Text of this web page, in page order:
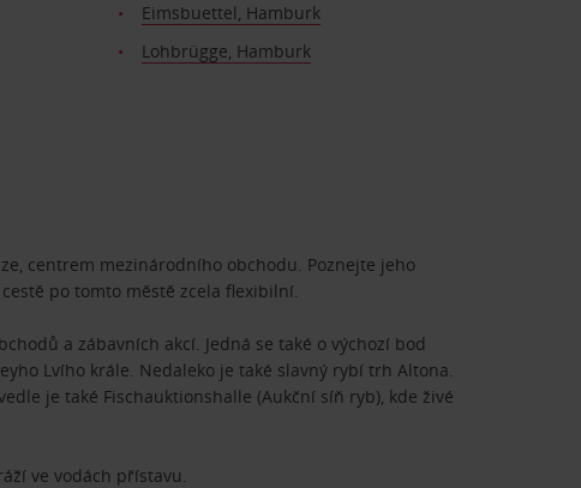
Eimsbuettel, Hamburk
Lohbrügge, Hamburk
centrem mezinárodního obchodu. Poznejte jeho
po tomto městě zcela flexibilní.
a zábavních akcí. Jedná se také o výchozí bod
Lvího krále. Nedaleko je také slavný rybí trh Altona.
je také Fischauktionshalle (Aukční síň ryb), kde živé
ve vodách přístavu.